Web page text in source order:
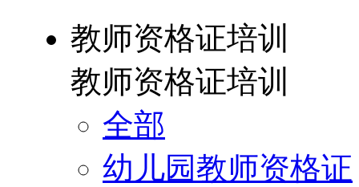
教师资格证培训
教师资格证培训
全部
幼儿园教师资格证